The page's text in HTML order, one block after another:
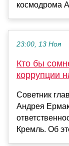
космодрома
23:00, 13 Ноя
Кто бы
коррупции
Советник
Андрея
Кремль. Об